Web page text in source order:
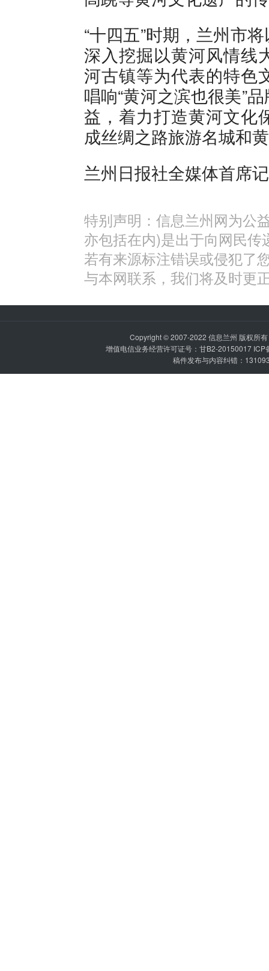
“十四五”时期，兰州市
深入挖掘以黄河风情线
河古镇等为代表的特色
唱响“黄河之滨也很美”
益，着力打造黄河文化
成丝绸之路旅游名城和
兰州日报社全媒体首席
特别声明：信息兰州网为公
亦包括在内)是出于向网民
若有来源标注错误或侵犯了
与本网联系，我们将及时更
Copyright © 2007-2022 信息兰州 版权所
增值电信业务经营许可证号：甘B2-20150017 ICP
稿件发布与内容纠错：